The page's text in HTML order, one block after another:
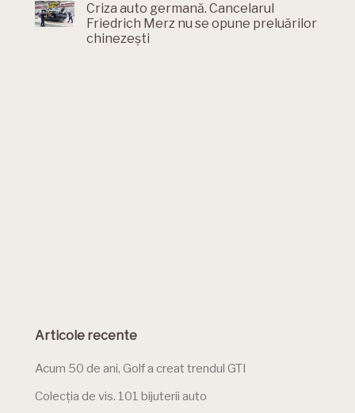
Criza auto germană. Cancelarul
Friedrich Merz nu se opune preluărilor
chinezești
Articole recente
Acum 50 de ani, Golf a creat trendul GTI
Colecția de vis. 101 bijuterii auto